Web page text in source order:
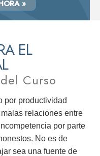
»
EL
Curso
por productividad
relaciones entre
por parte
No es de
sea una fuente de